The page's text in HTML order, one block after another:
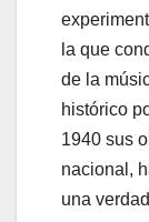
la que
de la
histórico
1940 sus
nacional,
una